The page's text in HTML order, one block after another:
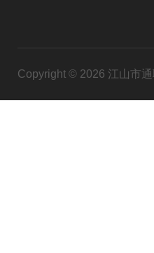
Copyright © 2026 江山市